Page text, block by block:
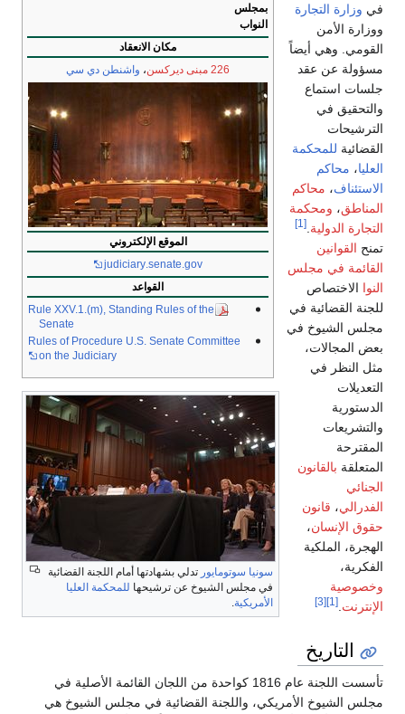
بمجلس
النواب
مكان الانعقاد
226 مبنى ديركسن
،واشنطن دي سي
الموقع الإلكتروني
judiciary.senate.gov
القواعد
Rule XXV.1.(m), Standing Rules of the
Senate
Rules of Procedure U.S. Senate Committee
on the Judiciary
سونيا سوتومايورتدلي بشهادتها أمام اللجنة القضائية
في مجلس الشيوخ عن ترشيحهاللمحكمة العليا
الأمريكية.
فيوزارة التجارة
ووزارة الأمن
القومي. وهي أيضاً
مسؤولة عن عقد
جلسات استماع
والتحقيق في
الترشيحات
القضائيةللمحكمة
العليا،محاكم
الاستئناف، محاكم
المناطق،ومحكمة
التجارة الدولية.
تمنحالقوانين
القائمة في مجلس
النواالاختصاص
للجنة القضائية في
مجلس الشيوخ في
بعض المجالات،
مثل النظر في
التعديلات
الدستورية
والتشريعات
المقترحة
المتعلقةبالقانون
الجنائي
الفدرالي، قانون
حقوق الإنسان،
الهجرة، الملكية
الفكرية،
وخصوصية
الإنترنت.
[3]
التاريخ
تأسست اللجنة عام 1816 كواحدة من اللجان القائمة الأصلية في
مجلس الشيوخ الأمريكي، واللجنة القضائية في مجلس الشيوخ هي